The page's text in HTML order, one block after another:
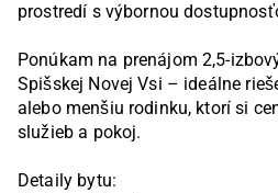
prostredí s výbornou
Ponúkam na prenájom 2,5-
Spišskej Novej Vsi – ideálne
alebo menšiu rodinku, ktorí si
služieb a pokoj.
Detaily bytu: